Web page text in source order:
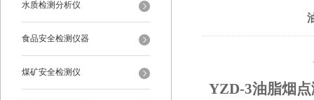
水质检测分析仪
食品安全检测仪器
煤矿安全检测仪
YZD-3油脂烟